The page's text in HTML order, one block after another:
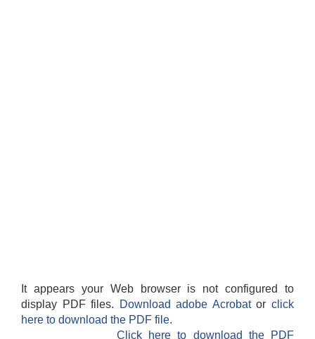
It appears your Web browser is not configured to
display PDF files.
Download adobe Acrobatorclick
here to download the PDF file.
Click here to download the PDF